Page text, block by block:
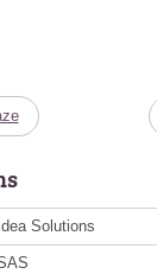
Idea Solutions